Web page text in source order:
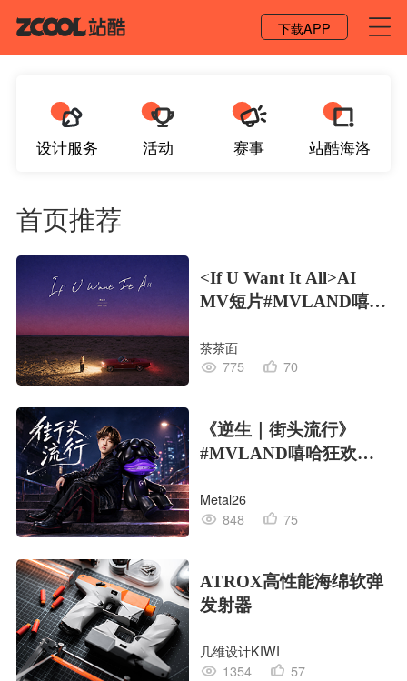
下载APP
设计服务 活动 赛事 站酷海洛
首页推荐
<If U Want It All>AI
MV短片#MVLAND嘻哈
茶茶面
775
70
《逆生｜街头流行》
#MVLAND嘻哈狂欢派
Metal26
848
75
ATROX高性能海绵软弹
发射器
几维设计KIWI
1354
57